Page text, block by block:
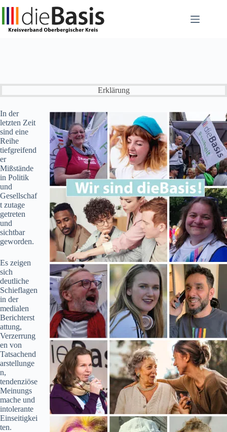
springen
Erklärung
In der
letzten Zeit
sind eine
Reihe
tiefgreifend
er
Mißstände
in Politik
und
Gesellschaf
t zutage
getreten
und
sichtbar
geworden.
Es zeigen
sich
deutliche
Schieflagen
in der
medialen
Berichterst
attung,
Verzerrung
en von
Tatsachend
arstellunge
n,
tendenziöse
Meinungs
mache und
intolerante
Einseitigkei
ten.